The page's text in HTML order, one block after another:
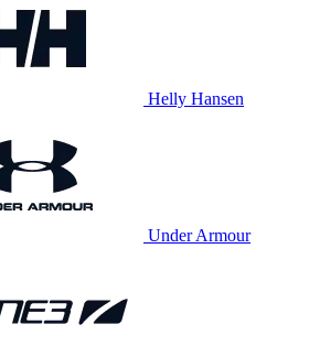
Helly Hansen
Under Armour